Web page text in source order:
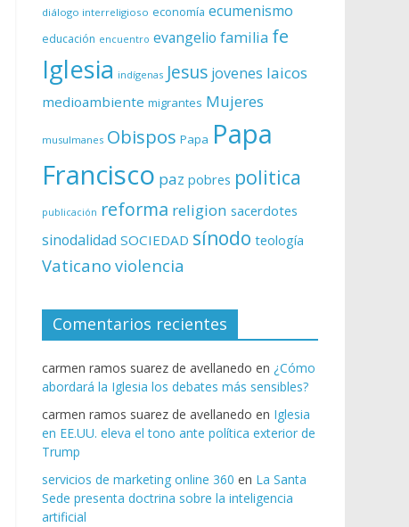
diálogo interreligioso economía ecumenismo
educación encuentro evangelio familia fe
Iglesia indígenas Jesus jovenes laicos
medioambiente migrantes Mujeres
musulmanes Obispos Papa Papa
Francisco paz pobres politica
publicación reforma religion sacerdotes
sinodalidad SOCIEDAD sínodo teología
Vaticano violencia
Comentarios recientes
carmen ramos suarez de avellanedo en ¿Cómo
abordará la Iglesia los debates más sensibles?
carmen ramos suarez de avellanedo en Iglesia
en EE.UU. eleva el tono ante política exterior de
Trump
servicios de marketing online 360 en La Santa
Sede presenta doctrina sobre la inteligencia
artificial